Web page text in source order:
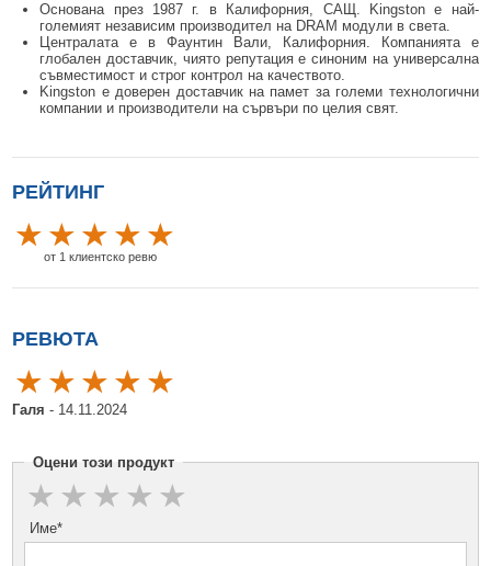
Основана през 1987 г. в Калифорния, САЩ. Kingston е най-
големият независим производител на DRAM модули в света.
Централата е в Фаунтин Вали, Калифорния. Компанията е
глобален доставчик, чиято репутация е синоним на универсална
съвместимост и строг контрол на качеството.
Kingston е доверен доставчик на памет за големи технологични
компании и производители на сървъри по целия свят.
РЕЙТИНГ
от 1 клиентско ревю
РЕВЮТА
Галя- 14.11.2024
Оцени този продукт
Име*